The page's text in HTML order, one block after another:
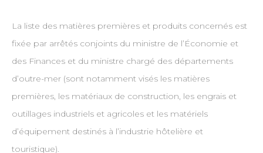
La liste des matières premières et produits concernés est
fixée par arrêtés conjoints du ministre de l’Économie et
des Finances et du ministre chargé des départements
d’outre-mer (sont notamment visés les matières
premières, les matériaux de construction, les engrais et
outillages industriels et agricoles et les matériels
d’équipement destinés à l’industrie hôtelière et
touristique).